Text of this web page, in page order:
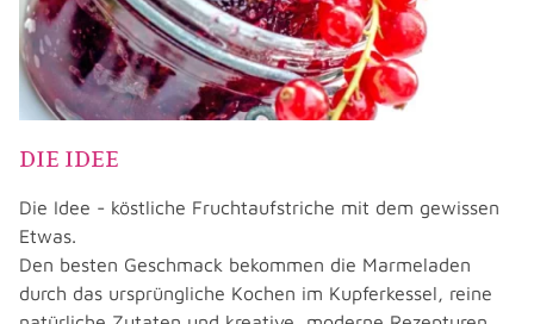
DIE IDEE
Die Idee - köstliche Fruchtaufstriche mit dem gewissen
Etwas.
Den besten Geschmack bekommen die Marmeladen
durch das ursprüngliche Kochen im Kupferkessel, reine